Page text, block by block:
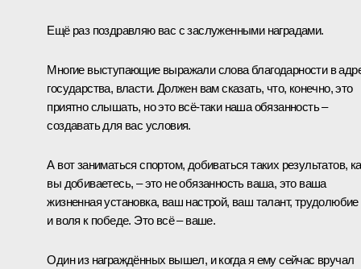
Ещё раз поздравляю вас с заслуженными наградами.
Многие выступающие выражали слова благодарности в
государства, власти. Должен вам сказать, что, конечно, это
приятно слышать, но это всё-таки наша обязанность –
создавать для вас условия.
А вот заниматься спортом, добиваться таких результатов,
вы добиваетесь, – это не обязанность ваша, это ваша
жизненная установка, ваш настрой, ваш талант, трудолюбие
и воля к победе. Это всё – ваше.
Один из награждённых вышел, и когда я ему сейчас вручал